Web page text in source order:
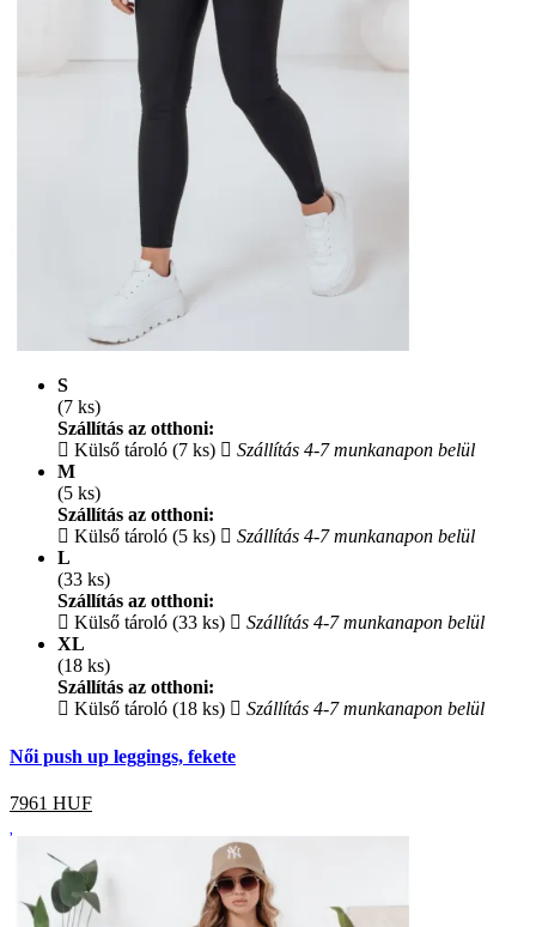
S
(7 ks)
Szállítás az otthoni:
Külső tároló (7 ks)
Szállítás 4-7 munkanapon belül
M
(5 ks)
Szállítás az otthoni:
Külső tároló (5 ks)
Szállítás 4-7 munkanapon belül
L
(33 ks)
Szállítás az otthoni:
Külső tároló (33 ks)
Szállítás 4-7 munkanapon belül
XL
(18 ks)
Szállítás az otthoni:
Külső tároló (18 ks)
Szállítás 4-7 munkanapon belül
Női push up leggings, fekete
7961 HUF